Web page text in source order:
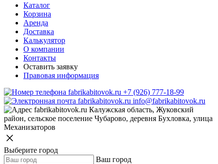
Каталог
Корзина
Аренда
Доставка
Калькулятор
О компании
Контакты
Оставить заявку
Правовая информация
+7 (926) 777-18-99
info@fabrikabitovok.ru
Калужская область, Жуковский
район, сельское поселение Чубарово, деревня Бухловка, улица
Механизаторов
Выберите город
Ваш город